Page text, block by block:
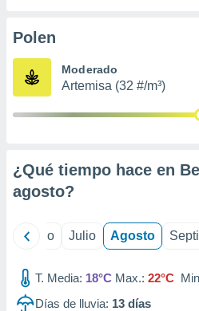
e
mediante
de
1199
Polen
Moderado
Artemisa (32 #/m³)
¿Qué tiempo hace en
agosto?
Junio Julio Agosto
T. Media: 18°C Max.: 22°C
Días de lluvia: 13 días